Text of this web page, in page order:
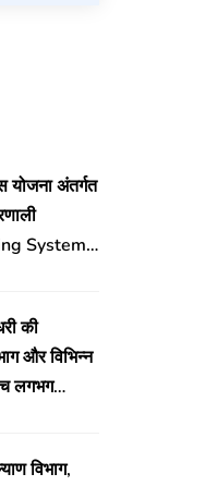
योजना अंतर्गत
System)
की
और विभिन्न
लगभग
हेतु
विभाग,